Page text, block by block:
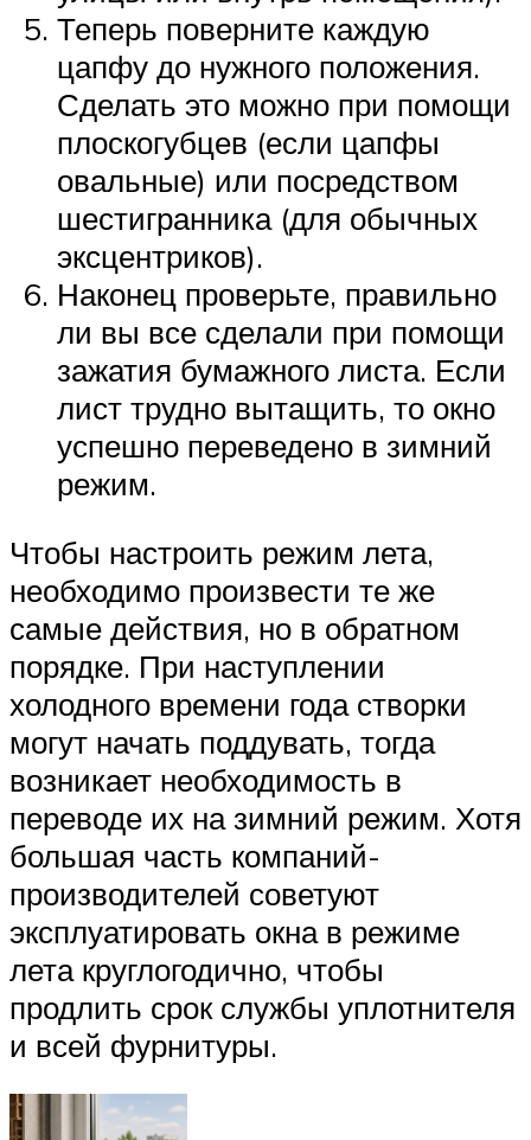
Теперь поверните каждую
цапфу до нужного положения.
Сделать это можно при помощи
плоскогубцев (если цапфы
овальные) или посредством
шестигранника (для обычных
эксцентриков).
Наконец проверьте, правильно
ли вы все сделали при помощи
зажатия бумажного листа. Если
лист трудно вытащить, то окно
успешно переведено в зимний
режим.
Чтобы настроить режим лета,
необходимо произвести те же
самые действия, но в обратном
порядке. При наступлении
холодного времени года створки
могут начать поддувать, тогда
возникает необходимость в
переводе их на зимний режим. Хотя
большая часть компаний-
производителей советуют
эксплуатировать окна в режиме
лета круглогодично, чтобы
продлить срок службы уплотнителя
и всей фурнитуры.